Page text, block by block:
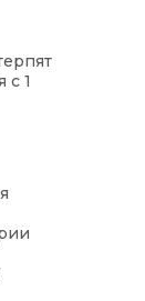
с 1